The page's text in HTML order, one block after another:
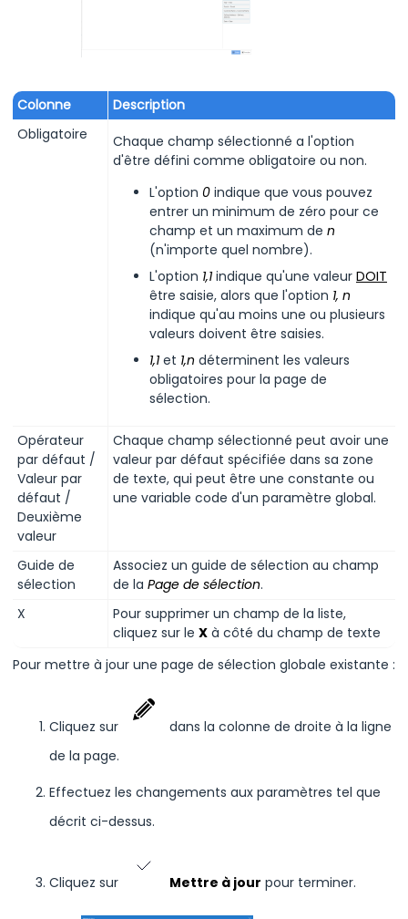
Colonne
Description
Obligatoire
Chaque champ sélectionné a l'option
d'être défini comme obligatoire ou non.
L'option 0 indique que vous pouvez
entrer un minimum de zéro pour ce
champ et un maximum de n
(n'importe quel nombre).
L'option 1,1indique qu'une valeur DOIT
être saisie, alors que l'option 1, n
indique qu'au moins une ou plusieurs
valeurs doivent être saisies.
1,1et 1,n déterminent les valeurs
obligatoires pour la page de
sélection.
Opérateur
par défaut /
Valeur par
défaut /
Deuxième
valeur
Chaque champ sélectionné peut avoir une
valeur par défaut spécifiée dans sa zone
de texte, qui peut être une constante ou
une variable code d'un paramètre global.
Guide de
sélection
Associez un guide de sélection au champ
de la Page de sélection.
X
Pour supprimer un champ de la liste,
cliquez sur le X à côté du champ de texte
Pour mettre à jour une page de sélection globale existante :
Cliquez sur
dans la colonne de droite à la ligne
de la page.
Effectuez les changements aux paramètres tel que
décrit ci-dessus.
Cliquez sur Mettre à jour pour terminer.